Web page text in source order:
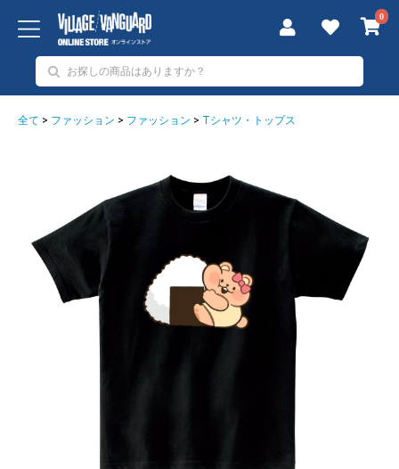
0
全て > ファッション > ファッション > Tシャツ・トップス